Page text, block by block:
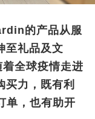
的产品从服
至礼品及文
全球疫情走进
买力，既有利
单，也有助开